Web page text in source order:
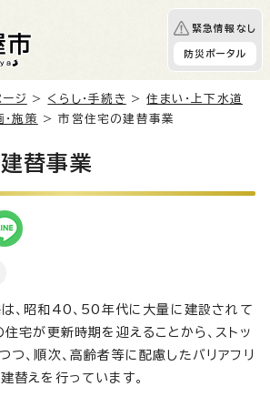
緊急情報なし
防災ポータル
ージ > くらし・手続き >住まい・上下水道
施策 > 市営住宅の建替事業
替事業
、昭和40、50年代に大量に建設されて
住宅が更新時期を迎えることから、ストッ
つ、順次、高齢者等に配慮したバリアフリ
替えを行っています。